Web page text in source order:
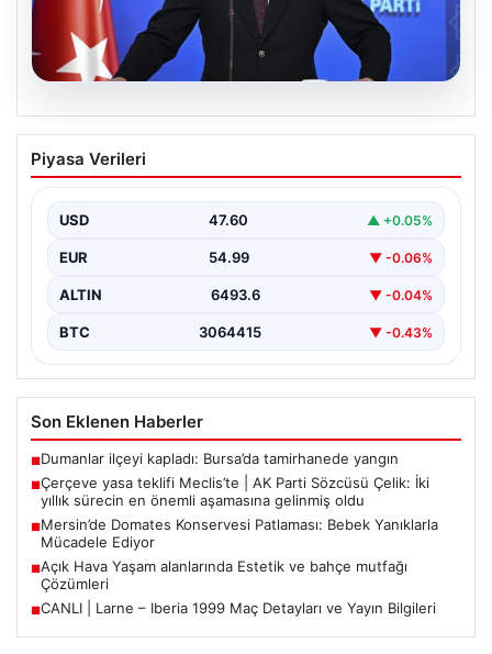
05.08.2026
Çerçeve yasa teklifi Meclis’te | AK Parti
Sözcüsü Çelik: İki yıllık sürecin en
Piyasa Verileri
USD 47.60 ▲ +0.05%
EUR 54.99 ▼ -0.06%
ALTIN 6493.6 ▼ -0.04%
BTC 3064415 ▼ -0.43%
Son Eklenen Haberler
■Dumanlar ilçeyi kapladı: Bursa’da tamirhanede yangın
■Çerçeve yasa teklifi Meclis’te | AK Parti Sözcüsü Çelik: İki
yıllık sürecin en önemli aşamasına gelinmiş oldu
■Mersin’de Domates Konservesi Patlaması: Bebek Yanıklarla
Mücadele Ediyor
■Açık Hava Yaşam alanlarında Estetik ve bahçe mutfağı
Çözümleri
■CANLI | Larne – Iberia 1999 Maç Detayları ve Yayın Bilgileri